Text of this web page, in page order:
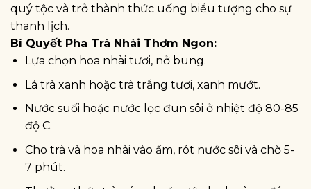
quý tộc và trở thành thức uống biểu tượng cho sự
thanh lịch.
Bí Quyết Pha Trà Nhài Thơm Ngon:
Lựa chọn hoa nhài tươi, nở bung.
Lá trà xanh hoặc trà trắng tươi, xanh mướt.
Nước suối hoặc nước lọc đun sôi ở nhiệt độ 80-85
độ C.
Cho trà và hoa nhài vào ấm, rót nước sôi và chờ 5-
7 phút.